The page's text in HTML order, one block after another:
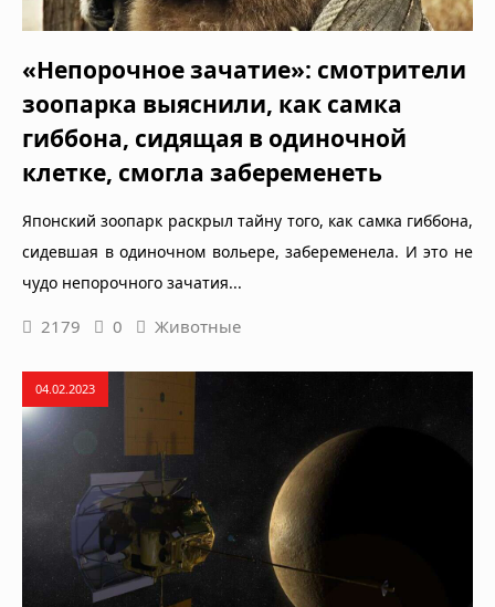
«Непорочное зачатие»: смотрители
зоопарка выяснили, как самка
гиббона, сидящая в одиночной
клетке, смогла забеременеть
Японский зоопарк раскрыл тайну того, как самка гиббона,
сидевшая в одиночном вольере, забеременела. И это не
чудо непорочного зачатия...
2179 0 Животные
04.02.2023